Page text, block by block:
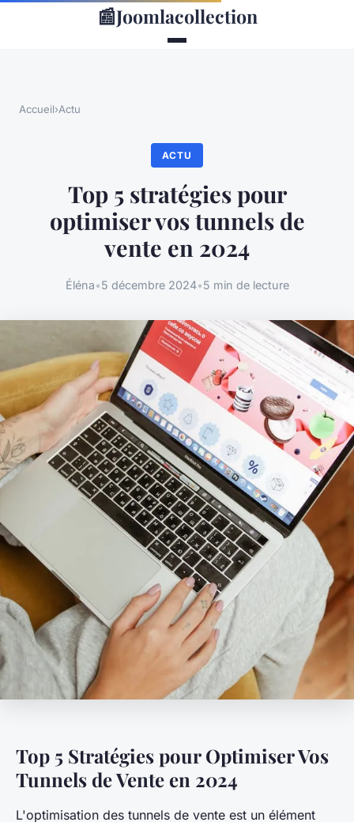
📰Joomlacollection
Accueil›Actu
ACTU
Top 5 stratégies pour
optimiser vos tunnels de
vente en 2024
Éléna•5 décembre 2024•5 min de lecture
Top 5 Stratégies pour Optimiser Vos
Tunnels de Vente en 2024
L'optimisation des tunnels de vente est un élément